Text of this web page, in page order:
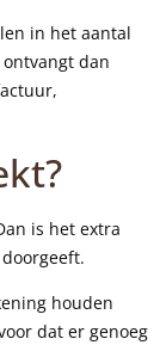
in het aantal
dan
is het extra
houden
dat er genoeg